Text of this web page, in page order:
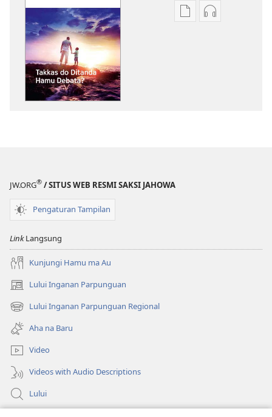
SipillitonSipiliton
JW.ORG® / SITUS WEB RESMI SAKSI JAHOWA
Pengaturan Tampilan
LinkLangsung
Kunjungi Hamu ma Au
Lului Inganan Parpunguan
(opens
new
window)
Lului Inganan Parpunguan Regional
(opens
new
window)
Aha na Baru
Video
Videos with Audio Descriptions
Lului